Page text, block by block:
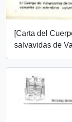
[Carta del
salvavidas de